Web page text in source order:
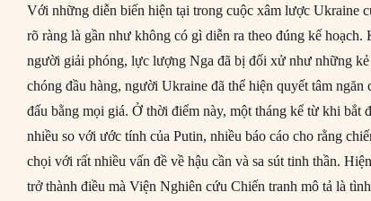
Với những diễn biến hiện tại trong cuộc xâm lược Ukraine
rõ ràng là gần như không có gì diễn ra theo đúng kế
người giải phóng, lực lượng Nga đã bị đối xử như những
chóng đầu hàng, người Ukraine đã thể hiện quyết tâm ngăn
đấu bằng mọi giá. Ở thời điểm này, một tháng kể từ khi bắt
nhiều so với ước tính của Putin, nhiều báo cáo cho rằng
chọi với rất nhiều vấn đề về hậu cần và sa sút tinh thần.
trở thành điều mà Viện Nghiên cứu Chiến tranh mô tả là